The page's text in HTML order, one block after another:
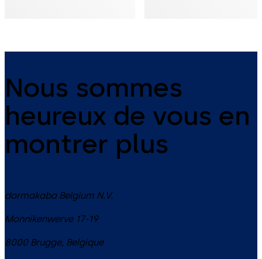
Nous sommes
heureux de vous en
montrer plus
dormakaba Belgium N.V.
Monnikenwerve 17-19
8000 Brugge, Belgique